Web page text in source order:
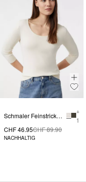
Schmaler Feinstrickpullover aus Viskosemix
+
1
CHF 46.95CHF 89.90
NACHHALTIG